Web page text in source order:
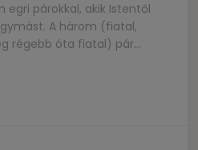
egri párokkal, akik Istentől
A három (fiatal,
régebb óta fiatal) pár
este célja a nyílt és
Isten világos
lépésről.